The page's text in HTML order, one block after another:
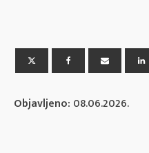
Objavljeno: 08.06.2026.